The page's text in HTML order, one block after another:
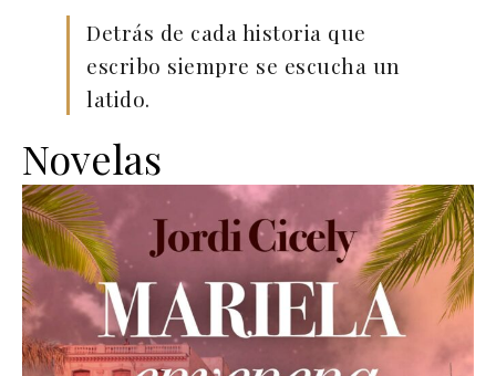
Detrás de cada historia que
escribo siempre se escucha un
latido.
Novelas